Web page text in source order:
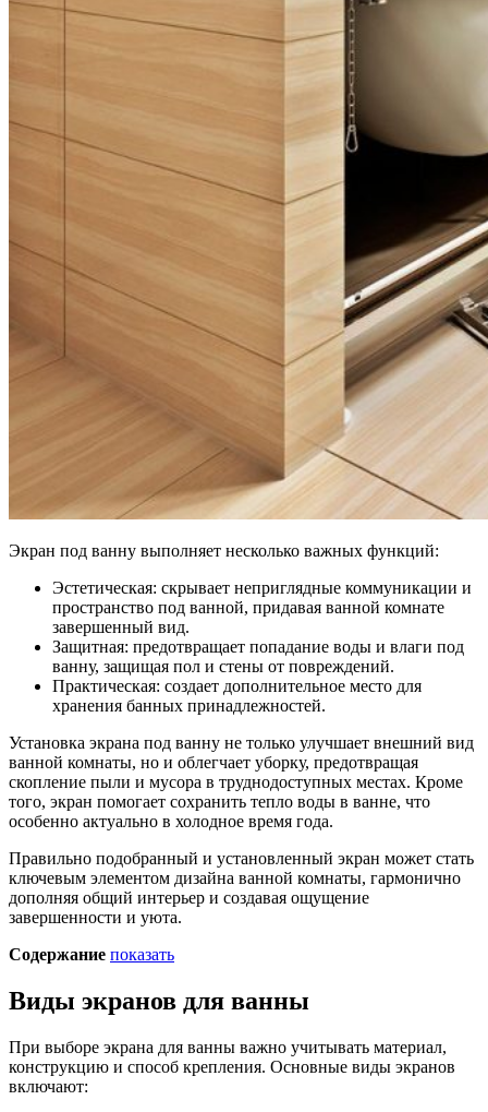
Экран под ванну выполняет несколько важных функций:
Эстетическая: скрывает неприглядные коммуникации и
пространство под ванной, придавая ванной комнате
завершенный вид.
Защитная: предотвращает попадание воды и влаги под
ванну, защищая пол и стены от повреждений.
Практическая: создает дополнительное место для
хранения банных принадлежностей.
Установка экрана под ванну не только улучшает внешний вид
ванной комнаты, но и облегчает уборку, предотвращая
скопление пыли и мусора в труднодоступных местах. Кроме
того, экран помогает сохранить тепло воды в ванне, что
особенно актуально в холодное время года.
Правильно подобранный и установленный экран может стать
ключевым элементом дизайна ванной комнаты, гармонично
дополняя общий интерьер и создавая ощущение
завершенности и уюта.
Содержание показать
Виды экранов для ванны
При выборе экрана для ванны важно учитывать материал,
конструкцию и способ крепления. Основные виды экранов
включают: